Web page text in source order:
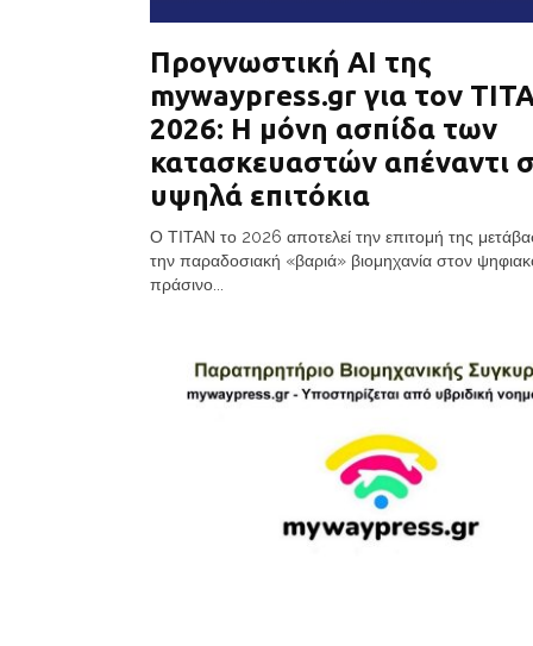
Προγνωστική AI της
mywaypress.gr για τον
2026: Η μόνη ασπίδα των
κατασκευαστών απέναντι
υψηλά επιτόκια
Ο ΤΙΤΑΝ το 2026 αποτελεί την επιτομή της
την παραδοσιακή «βαριά» βιομηχανία στον
πράσινο...